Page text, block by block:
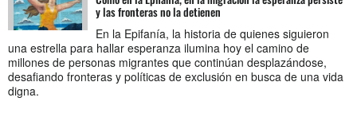
y las fronteras no la detienen
En la Epifanía, la historia de quienes siguieron
una estrella para hallar esperanza ilumina hoy el camino de
millones de personas migrantes que continúan desplazándose,
desafiando fronteras y políticas de exclusión en busca de una vida
digna.